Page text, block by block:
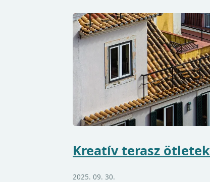
Kreatív terasz
2025. 09. 30.